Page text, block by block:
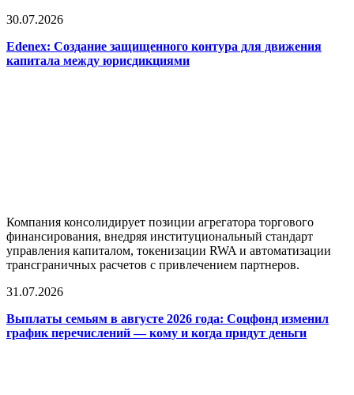
30.07.2026
Edenex: Создание защищенного контура для движения
капитала между юрисдикциями
Компания консолидирует позиции агрегатора торгового
финансирования, внедряя институциональный стандарт
управления капиталом, токенизации RWA и автоматизации
трансграничных расчетов с привлечением партнеров.
31.07.2026
Выплаты семьям в августе 2026 года: Соцфонд изменил
график перечислений — кому и когда придут деньги